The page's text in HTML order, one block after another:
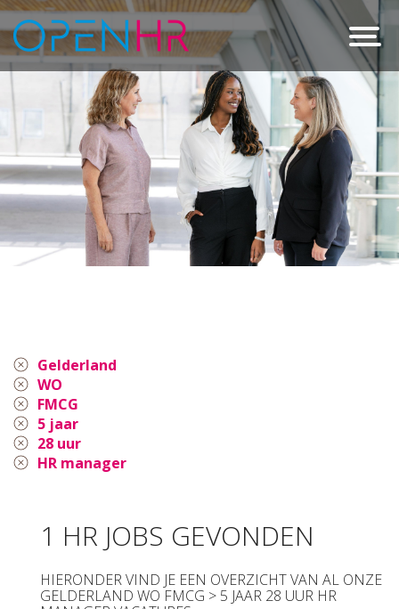
Gelderland
WO
FMCG
5 jaar
28 uur
HR manager
1 HR JOBS GEVONDEN
HIERONDER VIND JE EEN OVERZICHT VAN AL ONZE
GELDERLAND WO FMCG > 5 JAAR 28 UUR HR